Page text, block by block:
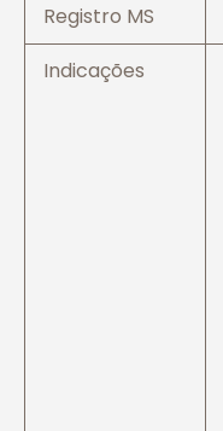
Registro MS
Indicações